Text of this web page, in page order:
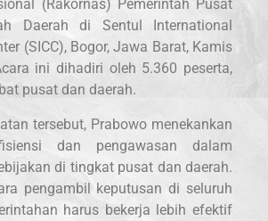
(Rakornas) Pemerintah Pusat
Daerah di Sentul International
(SICC), Bogor, Jawa Barat, Kamis
ini dihadiri oleh 5.360 peserta,
pusat dan daerah.
tersebut, Prabowo menekankan
dan pengawasan dalam
di tingkat pusat dan daerah.
pengambil keputusan di seluruh
harus bekerja lebih efektif